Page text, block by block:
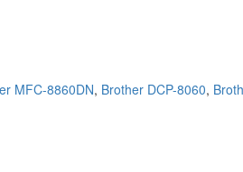
MFC-8860DN, Brother DCP-8060,